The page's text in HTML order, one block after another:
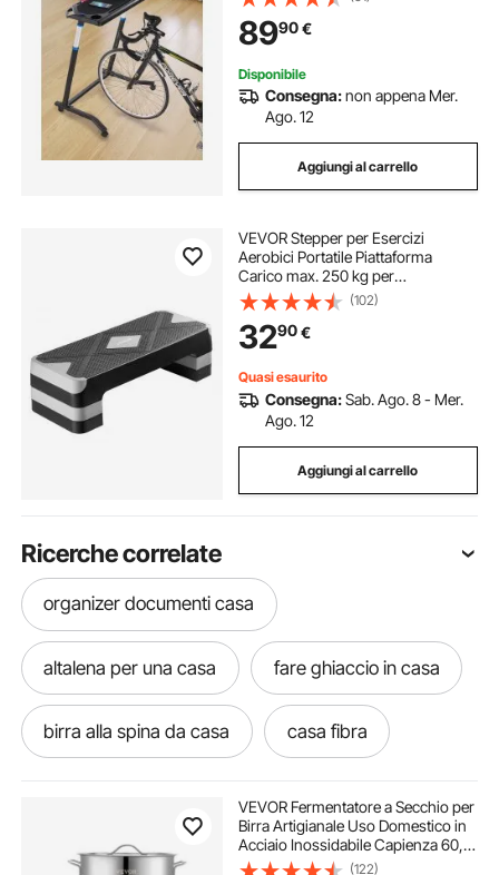
Fitness Antiscivolo per Ciclismo
con Manubrio per Esercizio da
Casa
8990€
Disponibile
Consegna:non appena Mer.
Ago. 12
Aggiungi al carrello
VEVOR Stepper per Esercizi
Aerobici Portatile Piattaforma
Carico max. 250 kg per
Allenamento a Casa Palestra
Altezza Regolabile, Stepper
Aerobica Superficie Antiscivolo per
Palestra a Casa, Grigio
(102)
3290€
Quasi esaurito
Consegna:Sab. Ago. 8 - Mer.
Ago. 12
Aggiungi al carrello
Ricerche correlate
organizer documenti casa
altalena per una casa fare ghiaccio in casa
birra alla spina da casa casa fibra
birra alla spina casa birra alla spina a casa
VEVOR Fermentatore a Secchio per
Birra Artigianale Uso Domestico in
Acciaio Inossidabile Capienza 60,6
Litri Doppia Filtrazione, Kit
(122)